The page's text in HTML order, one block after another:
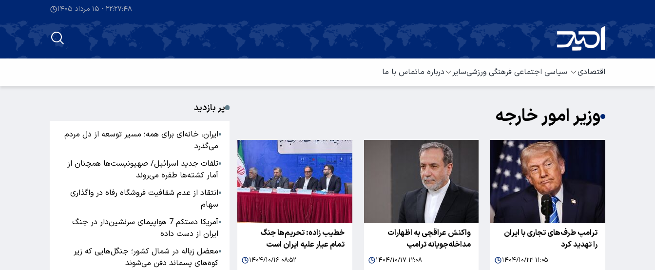
۲۲:۲۷:۴۸ - ۱۵ مرداد ۱۴۰۵
اقتصادی سیاسی اجتماعی فرهنگی ورزشیسایر درباره ماتماس با ما
وزیر امور خارجه
ترامپ طرف‌های تجاری با ایران
را تهدید کرد
۱۴۰۴/۱۰/۲۳ ۱۱:۰۵
واکنش عراقچی به اظهارات
مداخله‌جویانه ترامپ
۱۴۰۴/۱۰/۱۷ ۱۲:۰۸
خطیب زاده: تحریم‌ها جنگ
تمام عیار علیه ایران است
۱۴۰۴/۱۰/۱۶ ۰۸:۵۲
پر بازدید
●ایران، خانه‌ای برای همه؛ مسیر توسعه از دل مردم
می‌گذرد
●تلفات جدید اسرائیل/ صهیونیست‌ها همچنان از
آمار کشته‌ها طفره می‌روند
●انتقاد از عدم شفافیت فروشگاه رفاه در واگذاری
سهام
●
آمریکا دستکم 7 هواپیمای سرنشین‌دار در جنگ
ایران از دست داده
●معضل زباله در شمال کشور؛ جنگل‌هایی که زیر
کوه‌های پسماند دفن می‌شوند